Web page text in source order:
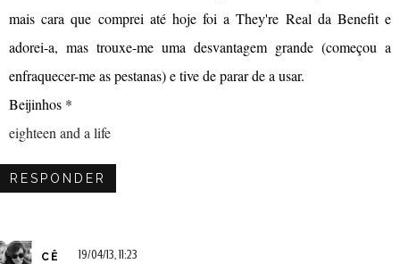
mais cara que comprei até hoje foi a They're Real da Benefit e
adorei-a, mas trouxe-me uma desvantagem grande (começou a
enfraquecer-me as pestanas) e tive de parar de a usar.
Beijinhos *
eighteen and a life
RESPONDER
CÊ 19/04/13, 11:23